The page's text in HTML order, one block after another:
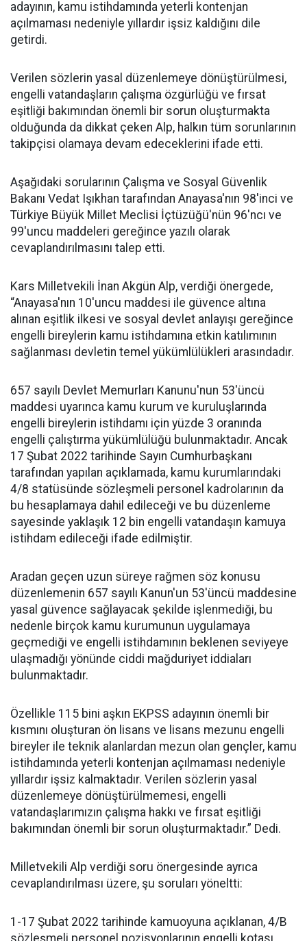
adayının, kamu istihdamında yeterli kontenjan
açılmaması nedeniyle yıllardır işsiz kaldığını dile
getirdi.
Verilen sözlerin yasal düzenlemeye dönüştürülmesi,
engelli vatandaşların çalışma özgürlüğü ve fırsat
eşitliği bakımından önemli bir sorun oluşturmakta
olduğunda da dikkat çeken Alp, halkın tüm sorunlarının
takipçisi olamaya devam edeceklerini ifade etti.
Aşağıdaki sorularının Çalışma ve Sosyal Güvenlik
Bakanı Vedat Işıkhan tarafından Anayasa'nın 98'inci ve
Türkiye Büyük Millet Meclisi İçtüzüğü'nün 96'ncı ve
99'uncu maddeleri gereğince yazılı olarak
cevaplandırılmasını talep etti.
Kars Milletvekili İnan Akgün Alp, verdiği önergede,
“Anayasa'nın 10'uncu maddesi ile güvence altına
alınan eşitlik ilkesi ve sosyal devlet anlayışı gereğince
engelli bireylerin kamu istihdamına etkin katılımının
sağlanması devletin temel yükümlülükleri arasındadır.
657 sayılı Devlet Memurları Kanunu'nun 53'üncü
maddesi uyarınca kamu kurum ve kuruluşlarında
engelli bireylerin istihdamı için yüzde 3 oranında
engelli çalıştırma yükümlülüğü bulunmaktadır. Ancak
17 Şubat 2022 tarihinde Sayın Cumhurbaşkanı
tarafından yapılan açıklamada, kamu kurumlarındaki
4/8 statüsünde sözleşmeli personel kadrolarının da
bu hesaplamaya dahil edileceği ve bu düzenleme
sayesinde yaklaşık 12 bin engelli vatandaşın kamuya
istihdam edileceği ifade edilmiştir.
Aradan geçen uzun süreye rağmen söz konusu
düzenlemenin 657 sayılı Kanun'un 53'üncü maddesine
yasal güvence sağlayacak şekilde işlenmediği, bu
nedenle birçok kamu kurumunun uygulamaya
geçmediği ve engelli istihdamının beklenen seviyeye
ulaşmadığı yönünde ciddi mağduriyet iddiaları
bulunmaktadır.
Özellikle 115 bini aşkın EKPSS adayının önemli bir
kısmını oluşturan ön lisans ve lisans mezunu engelli
bireyler ile teknik alanlardan mezun olan gençler, kamu
istihdamında yeterli kontenjan açılmaması nedeniyle
yıllardır işsiz kalmaktadır. Verilen sözlerin yasal
düzenlemeye dönüştürülmemesi, engelli
vatandaşlarımızın çalışma hakkı ve fırsat eşitliği
bakımından önemli bir sorun oluşturmaktadır.” Dedi.
Milletvekili Alp verdiği soru önergesinde ayrıca
cevaplandırılması üzere, şu soruları yöneltti:
1-17 Şubat 2022 tarihinde kamuoyuna açıklanan, 4/B
sözleşmeli personel pozisyonlarının engelli kotası